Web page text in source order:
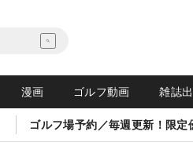
漫画 ゴルフ動画 雑誌
ゴルフ場予約／毎週更新！限定